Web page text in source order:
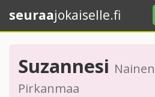
seuraajokaiselle.fi
Suzannesi Nainen
Pirkanmaa